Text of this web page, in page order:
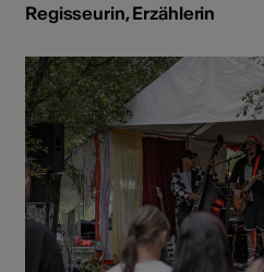
Regisseurin, Erzählerin